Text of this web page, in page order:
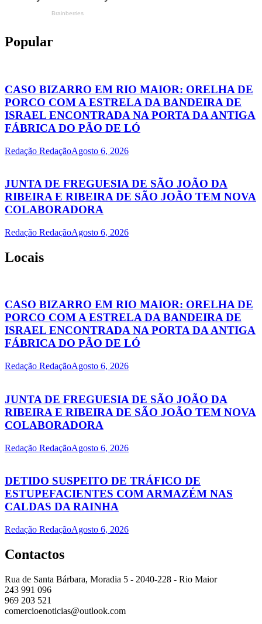
Popular
CASO BIZARRO EM RIO MAIOR: ORELHA DE
PORCO COM A ESTRELA DA BANDEIRA DE
ISRAEL ENCONTRADA NA PORTA DA ANTIGA
FÁBRICA DO PÃO DE LÓ
Redação RedaçãoAgosto 6, 2026
JUNTA DE FREGUESIA DE SÃO JOÃO DA
RIBEIRA E RIBEIRA DE SÃO JOÃO TEM NOVA
COLABORADORA
Redação RedaçãoAgosto 6, 2026
Locais
CASO BIZARRO EM RIO MAIOR: ORELHA DE
PORCO COM A ESTRELA DA BANDEIRA DE
ISRAEL ENCONTRADA NA PORTA DA ANTIGA
FÁBRICA DO PÃO DE LÓ
Redação RedaçãoAgosto 6, 2026
JUNTA DE FREGUESIA DE SÃO JOÃO DA
RIBEIRA E RIBEIRA DE SÃO JOÃO TEM NOVA
COLABORADORA
Redação RedaçãoAgosto 6, 2026
DETIDO SUSPEITO DE TRÁFICO DE
ESTUPEFACIENTES COM ARMAZÉM NAS
CALDAS DA RAINHA
Redação RedaçãoAgosto 6, 2026
Contactos
Rua de Santa Bárbara, Moradia 5 - 2040-228 - Rio Maior
243 991 096
969 203 521
comercioenoticias@outlook.com